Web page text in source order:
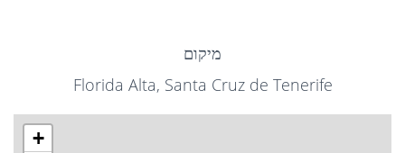
מיקום
Florida Alta, Santa Cruz de Tenerife
+